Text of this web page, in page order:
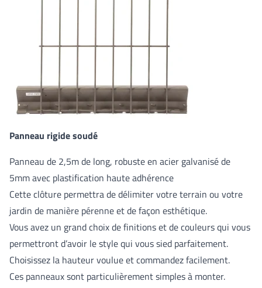
Panneau rigide soudé
Panneau de 2,5m de long, robuste en acier galvanisé de
5mm avec plastification haute adhérence
Cette clôture permettra de délimiter votre terrain ou votre
jardin de manière pérenne et de façon esthétique.
Vous avez un grand choix de finitions et de couleurs qui vous
permettront d’avoir le style qui vous sied parfaitement.
Choisissez la hauteur voulue et commandez facilement.
Ces panneaux sont particulièrement simples à monter.